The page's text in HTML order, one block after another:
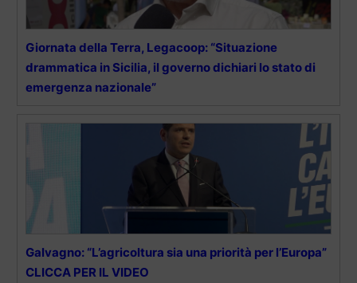
Giornata della Terra, Legacoop: “Situazione
drammatica in Sicilia, il governo dichiari lo stato di
emergenza nazionale”
Galvagno: “L’agricoltura sia una priorità per l’Europa”
CLICCA PER IL VIDEO